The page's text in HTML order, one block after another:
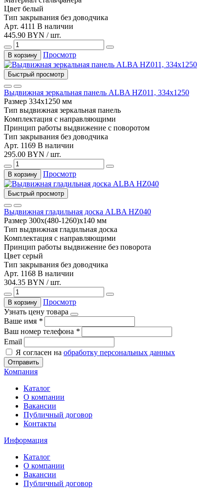
Цвет белый
Тип закрывания без доводчика
Арт. 4111 В наличии
445.90 BYN / шт.
В корзину Просмотр
Быстрый просмотр
Выдвижная зеркальная панель ALBA HZ011, 334х1250
Размер 334х1250 мм
Тип выдвижная зеркальная панель
Комплектация с направляющими
Принцип работы выдвижение с поворотом
Тип закрывания без доводчика
Арт. 1169 В наличии
295.00 BYN / шт.
В корзину Просмотр
Быстрый просмотр
Выдвижная гладильная доска ALBA HZ040
Размер 300х(480-1260)х140 мм
Тип выдвижная гладильная доска
Комплектация с направляющими
Принцип работы выдвижение без поворота
Цвет серый
Тип закрывания без доводчика
Арт. 1168 В наличии
304.35 BYN / шт.
В корзину
Просмотр
Узнать цену товара
Ваше имя *
Ваш номер телефона *
Email
Я согласен на обработку персональных данных
Отправить
Компания
Каталог
О компании
Вакансии
Публичный договор
Контакты
Информация
Каталог
О компании
Вакансии
Публичный договор